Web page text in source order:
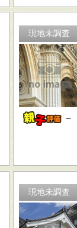
現地未調査
－
現地未調査